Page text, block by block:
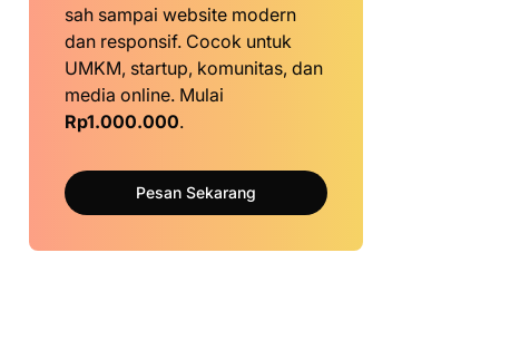
sah sampai website modern
dan responsif. Cocok untuk
UMKM, startup, komunitas, dan
media online. Mulai
Rp1.000.000.
Pesan Sekarang